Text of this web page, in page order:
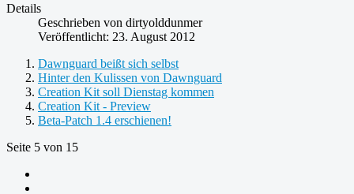
Details
Geschrieben von dirtyolddunmer
Veröffentlicht: 23. August 2012
Dawnguard beißt sich selbst
Hinter den Kulissen von Dawnguard
Creation Kit soll Dienstag kommen
Creation Kit - Preview
Beta-Patch 1.4 erschienen!
Seite 5 von 15